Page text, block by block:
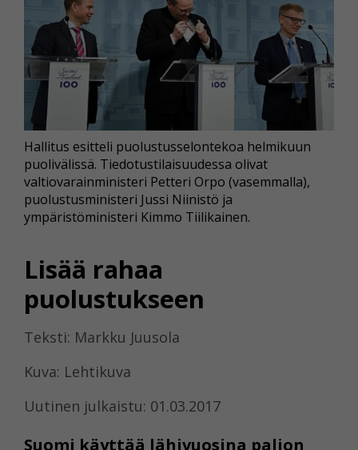
Lisää rahaa
puolustukseen
Teksti: Markku Juusola
Kuva: Lehtikuva
Uutinen julkaistu: 01.03.2017
Suomi käyttää lähivuosina paljon
Hallitus esitteli puolustusselontekoa helmikuun
puolivälissä. Tiedotustilaisuudessa olivat
valtiovarainministeri Petteri Orpo (vasemmalla),
puolustusministeri Jussi Niinistö ja
ympäristöministeri Kimmo Tiilikainen.